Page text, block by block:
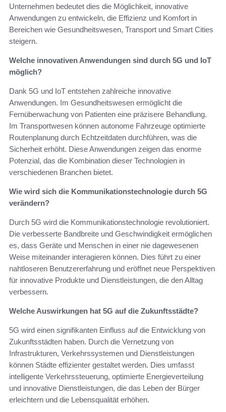
Unternehmen bedeutet dies die Möglichkeit, innovative
Anwendungen zu entwickeln, die Effizienz und Komfort in
Bereichen wie Gesundheitswesen, Transport und Smart Cities
steigern.
Welche innovativen Anwendungen sind durch 5G und IoT
möglich?
Dank 5G und IoT entstehen zahlreiche innovative
Anwendungen. Im Gesundheitswesen ermöglicht die
Fernüberwachung von Patienten eine präzisere Behandlung.
Im Transportwesen können autonome Fahrzeuge optimierte
Routenplanung durch Echtzeitdaten durchführen, was die
Sicherheit erhöht. Diese Anwendungen zeigen das enorme
Potenzial, das die Kombination dieser Technologien in
verschiedenen Branchen bietet.
Wie wird sich die Kommunikationstechnologie durch 5G
verändern?
Durch 5G wird die Kommunikationstechnologie revolutioniert.
Die verbesserte Bandbreite und Geschwindigkeit ermöglichen
es, dass Geräte und Menschen in einer nie dagewesenen
Weise miteinander interagieren können. Dies führt zu einer
nahtloseren Benutzererfahrung und eröffnet neue Perspektiven
für innovative Produkte und Dienstleistungen, die den Alltag
verbessern.
Welche Auswirkungen hat 5G auf die Zukunftsstädte?
5G wird einen signifikanten Einfluss auf die Entwicklung von
Zukunftsstädten haben. Durch die Vernetzung von
Infrastrukturen, Verkehrssystemen und Dienstleistungen
können Städte effizienter gestaltet werden. Dies umfasst
intelligente Verkehrssteuerung, optimierte Energieverteilung
und innovative Dienstleistungen, die das Leben der Bürger
erleichtern und die Lebensqualität erhöhen.